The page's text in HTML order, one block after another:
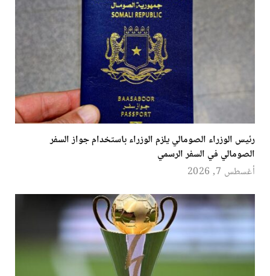
رئيس الوزراء الصومالي يلزم الوزراء باستخدام جواز السفر
الصومالي في السفر الرسمي
أغسطس 7, 2026